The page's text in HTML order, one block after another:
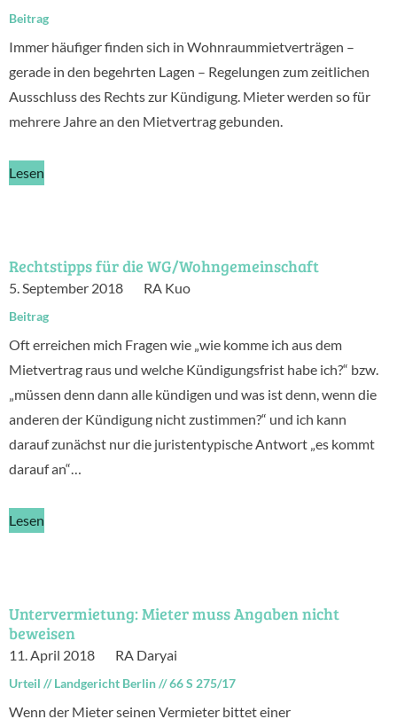
Beitrag
Immer häufiger finden sich in Wohnraummietverträgen –
gerade in den begehrten Lagen – Regelungen zum zeitlichen
Ausschluss des Rechts zur Kündigung. Mieter werden so für
mehrere Jahre an den Mietvertrag gebunden.
Lesen
Rechtstipps für die WG/Wohngemeinschaft
5. September 2018 RA Kuo
Beitrag
Oft erreichen mich Fragen wie „wie komme ich aus dem
Mietvertrag raus und welche Kündigungsfrist habe ich?“ bzw.
„müssen denn dann alle kündigen und was ist denn, wenn die
anderen der Kündigung nicht zustimmen?“ und ich kann
darauf zunächst nur die juristentypische Antwort „es kommt
darauf an“…
Lesen
Untervermietung: Mieter muss Angaben nicht
beweisen
11. April 2018 RA Daryai
Urteil //Landgericht Berlin//66 S 275/17
Wenn der Mieter seinen Vermieter bittet einer